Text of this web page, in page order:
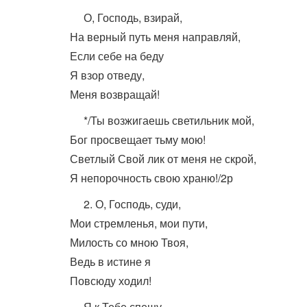
О, Господь, взирай,
На верный путь меня направляй,
Если себе на беду
Я взор отведу,
Меня возвращай!
*/Ты возжигаешь светильник мой,
Бог просвещает тьму мою!
Светлый Свой лик от меня не скрой,
Я непорочность свою храню!/2р
2. О, Господь, суди,
Мои стремленья, мои пути,
Милость со мною Твоя,
Ведь в истине я
Повсюду ходил!